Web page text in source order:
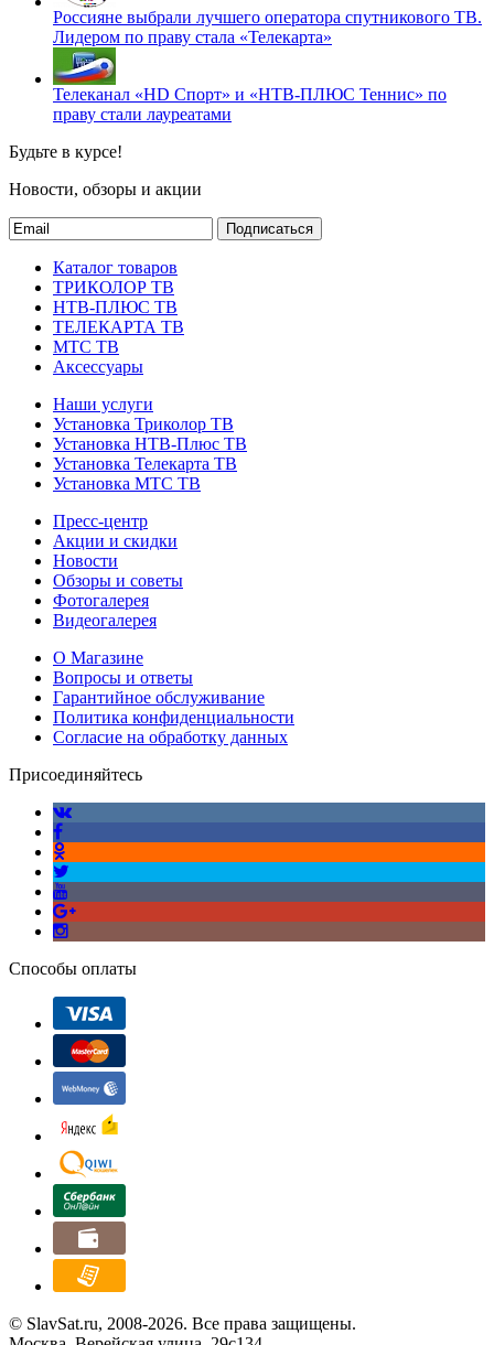
Россияне выбрали лучшего оператора спутникового ТВ.
Лидером по праву стала «Телекарта»
Телеканал «HD Спорт» и «НТВ-ПЛЮС Теннис» по
праву стали лауреатами
Будьте в курсе!
Новости, обзоры и акции
Подписаться
Каталог товаров
ТРИКОЛОР ТВ
НТВ-ПЛЮС ТВ
ТЕЛЕКАРТА ТВ
МТС ТВ
Аксессуары
Наши услуги
Установка Триколор ТВ
Установка НТВ-Плюс ТВ
Установка Телекарта ТВ
Установка МТС ТВ
Пресс-центр
Акции и скидки
Новости
Обзоры и советы
Фотогалерея
Видеогалерея
О Магазине
Вопросы и ответы
Гарантийное обслуживание
Политика конфиденциальности
Согласие на обработку данных
Присоединяйтесь
Способы оплаты
© SlavSat.ru, 2008-2026. Все права защищены.